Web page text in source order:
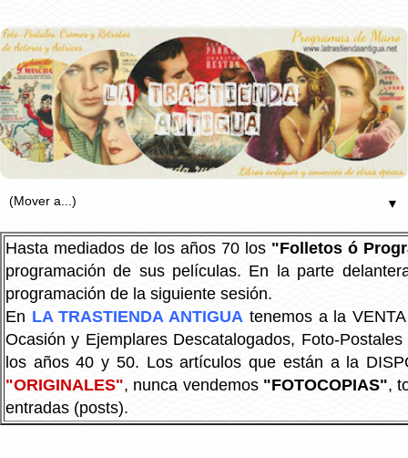
▼
Hasta mediados de los años 70 los "Folletos ó
programación de sus películas. En la parte
programación de la siguiente sesión.
En LA TRASTIENDA ANTIGUA tenemos a la
Ocasión y Ejemplares Descatalogados, Foto-
los años 40 y 50. Los artículos que están a la
"ORIGINALES", nunca vendemos "FOTOCOPIAS",
entradas (posts).